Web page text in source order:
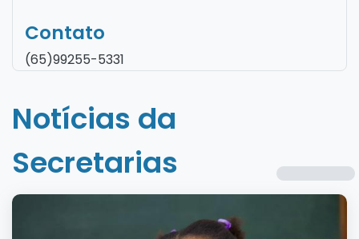
Contato
(65)99255-5331
Notícias da
Secretarias